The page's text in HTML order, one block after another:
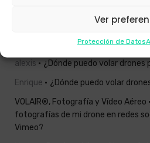
Ver
Protección de Datos
Comentarios recientes
Nuevo Real Decreto 517/
alexis
¿Dónde puedo volar drones
Enrique
¿Dónde puedo volar
VOLAIR®, Fotografía y Vídeo Aéreo
fotografías de mi drone en redes
Vimeo?